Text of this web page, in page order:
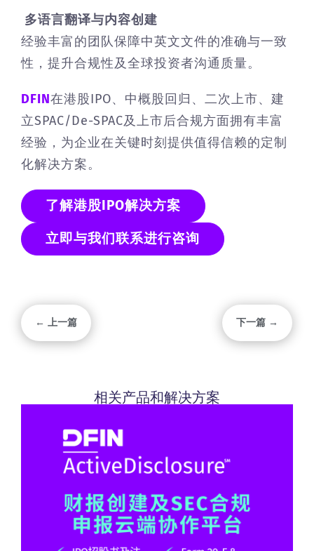
多语言翻译与内容创建
经验丰富的团队保障中英文文件的准确与一致
性，提升合规性及全球投资者沟通质量。
DFIN在港股IPO、中概股回归、二次上市、建
立SPAC/De-SPAC及上市后合规方面拥有丰富
经验，为企业在关键时刻提供值得信赖的定制
化解决方案。
了解港股IPO解决方案
立即与我们联系进行咨询
← 上一篇 下一篇 →
相关产品和解决方案